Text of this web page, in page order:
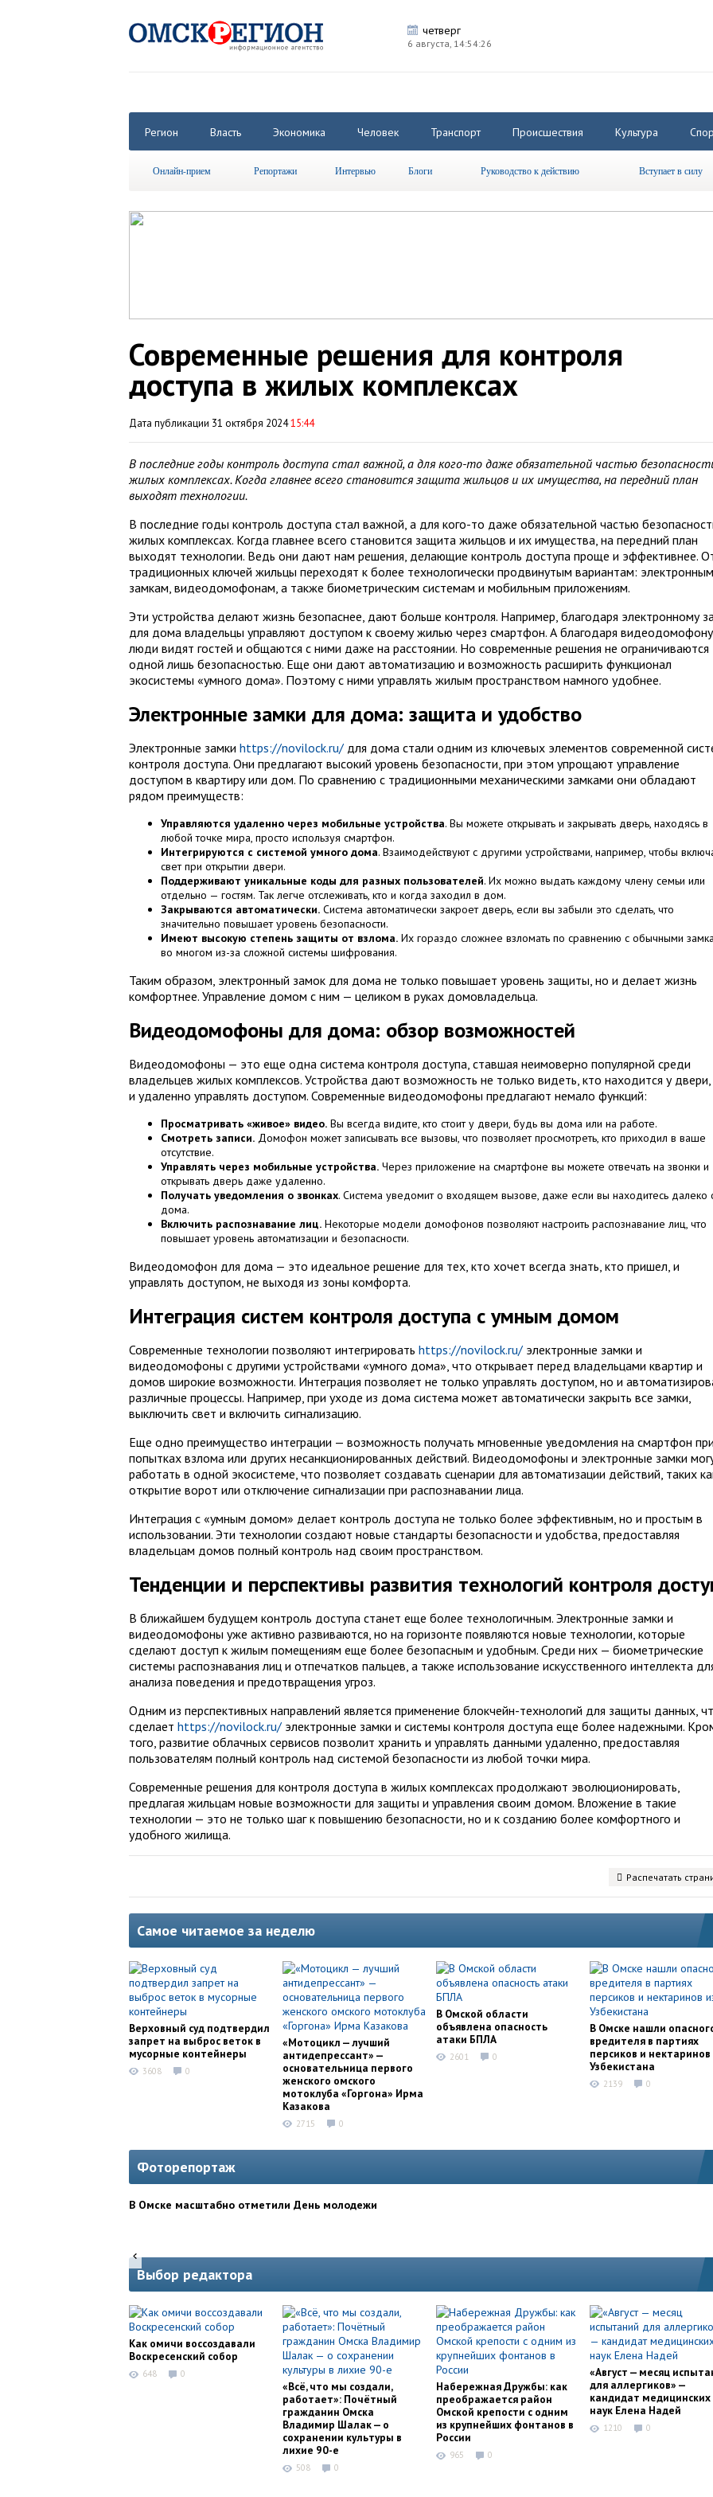
четверг
6 августа, 14:54:27
Регион Власть Экономика Человек Транспорт Происшествия Культура
Онлайн-прием Репортажи Интервью Блоги Руководство к действию Вступает в силу
Современные решения для контроля
доступа в жилых комплексах
Дата публикации 31 октября 202415:44
В последние годы контроль доступа стал важной, а для кого-то даже обязательной частью
жилых комплексах. Когда главнее всего становится защита жильцов и их имущества, на передний план
выходят технологии.
В последние годы контроль доступа стал важной, а для кого-то даже обязательной частью
жилых комплексах. Когда главнее всего становится защита жильцов и их имущества, на передний план
выходят технологии. Ведь они дают нам решения, делающие контроль доступа проще и эффективнее.
традиционных ключей жильцы переходят к более технологически продвинутым вариантам: электронным
замкам, видеодомофонам, а также биометрическим системам и мобильным приложениям.
Эти устройства делают жизнь безопаснее, дают больше контроля. Например, благодаря электронному
для дома владельцы управляют доступом к своему жилью через смартфон. А благодаря видеодомофону
люди видят гостей и общаются с ними даже на расстоянии. Но современные решения не ограничиваются
одной лишь безопасностью. Еще они дают автоматизацию и возможность расширить функционал
экосистемы «умного дома». Поэтому с ними управлять жилым пространством намного удобнее.
Электронные замки для дома: защита и удобство
Электронные замки https://novilock.ru/ для дома стали одним из ключевых элементов современной
контроля доступа. Они предлагают высокий уровень безопасности, при этом упрощают управление
доступом в квартиру или дом. По сравнению с традиционными механическими замками они обладают
рядом преимуществ:
Управляются удаленно через мобильные устройства. Вы можете открывать и закрывать дверь, находясь в
любой точке мира, просто используя смартфон.
Интегрируются с системой умного дома. Взаимодействуют с другими устройствами, например, чтобы
свет при открытии двери.
Поддерживают уникальные коды для разных пользователей. Их можно выдать каждому члену семьи или
отдельно — гостям. Так легче отслеживать, кто и когда заходил в дом.
Закрываются автоматически. Система автоматически закроет дверь, если вы забыли это сделать, что
значительно повышает уровень безопасности.
Имеют высокую степень защиты от взлома. Их гораздо сложнее взломать по сравнению с обычными
во многом из-за сложной системы шифрования.
Таким образом, электронный замок для дома не только повышает уровень защиты, но и делает жизнь
комфортнее. Управление домом с ним — целиком в руках домовладельца.
Видеодомофоны для дома: обзор возможностей
Видеодомофоны — это еще одна система контроля доступа, ставшая неимоверно популярной среди
владельцев жилых комплексов. Устройства дают возможность не только видеть, кто находится у
и удаленно управлять доступом. Современные видеодомофоны предлагают немало функций:
Просматривать «живое» видео. Вы всегда видите, кто стоит у двери, будь вы дома или на работе.
Смотреть записи. Домофон может записывать все вызовы, что позволяет просмотреть, кто приходил в ваше
отсутствие.
Управлять через мобильные устройства. Через приложение на смартфоне вы можете отвечать на звонки и
открывать дверь даже удаленно.
Получать уведомления о звонках. Система уведомит о входящем вызове, даже если вы находитесь далеко
дома.
Включить распознавание лиц. Некоторые модели домофонов позволяют настроить распознавание лиц, что
повышает уровень автоматизации и безопасности.
Видеодомофон для дома — это идеальное решение для тех, кто хочет всегда знать, кто пришел, и
управлять доступом, не выходя из зоны комфорта.
Интеграция систем контроля доступа с умным домом
Современные технологии позволяют интегрировать https://novilock.ru/ электронные замки и
видеодомофоны с другими устройствами «умного дома», что открывает перед владельцами квартир и
домов широкие возможности. Интеграция позволяет не только управлять доступом, но и
различные процессы. Например, при уходе из дома система может автоматически закрыть все замки,
выключить свет и включить сигнализацию.
Еще одно преимущество интеграции — возможность получать мгновенные уведомления на смартфон при
попытках взлома или других несанкционированных действий. Видеодомофоны и электронные замки
работать в одной экосистеме, что позволяет создавать сценарии для автоматизации действий, таких
открытие ворот или отключение сигнализации при распознавании лица.
Интеграция с «умным домом» делает контроль доступа не только более эффективным, но и простым в
использовании. Эти технологии создают новые стандарты безопасности и удобства, предоставляя
владельцам домов полный контроль над своим пространством.
Тенденции и перспективы развития технологий контроля
В ближайшем будущем контроль доступа станет еще более технологичным. Электронные замки и
видеодомофоны уже активно развиваются, но на горизонте появляются новые технологии, которые
сделают доступ к жилым помещениям еще более безопасным и удобным. Среди них — биометрические
системы распознавания лиц и отпечатков пальцев, а также использование искусственного интеллекта
анализа поведения и предотвращения угроз.
Одним из перспективных направлений является применение блокчейн-технологий для защиты данных,
сделает https://novilock.ru/ электронные замки и системы контроля доступа еще более надежными.
того, развитие облачных сервисов позволит хранить и управлять данными удаленно, предоставляя
пользователям полный контроль над системой безопасности из любой точки мира.
Современные решения для контроля доступа в жилых комплексах продолжают эволюционировать,
предлагая жильцам новые возможности для защиты и управления своим домом. Вложение в такие
технологии — это не только шаг к повышению безопасности, но и к созданию более комфортного и
удобного жилища.
Распечатать
Самое читаемое за неделю
Верховный суд подтвердил
запрет на выброс веток в
мусорные контейнеры
3608 0
«Мотоцикл — лучший
антидепрессант» —
основательница первого
женского омского
мотоклуба «Горгона» Ирма
Казакова
2715 0
В Омской области
объявлена опасность
атаки БПЛА
2601 0
В Омске нашли
вредителя в партиях
персиков и нектаринов
Узбекистана
2139 0
Фоторепортаж
В Омске масштабно отметили День молодежи
Выбор редактора
Как омичи воссоздавали
Воскресенский собор
648 0
«Всё, что мы создали,
работает»: Почётный
гражданин Омска
Владимир Шалак — о
сохранении культуры в
лихие 90-е
508 0
Набережная Дружбы: как
преображается район
Омской крепости с одним
из крупнейших фонтанов в
России
965 0
«Август — месяц
для аллергиков» —
кандидат медицинских
наук Елена Надей
1210 0